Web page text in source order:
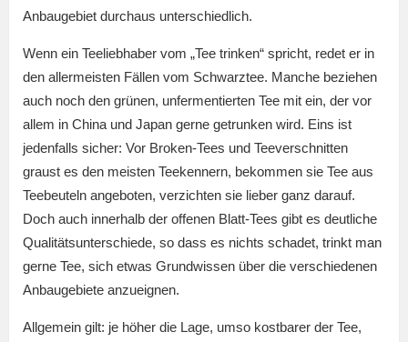
Anbaugebiet durchaus unterschiedlich.
Wenn ein Teeliebhaber vom „Tee trinken“ spricht, redet er in
den allermeisten Fällen vom Schwarztee. Manche beziehen
auch noch den grünen, unfermentierten Tee mit ein, der vor
allem in China und Japan gerne getrunken wird. Eins ist
jedenfalls sicher: Vor Broken-Tees und Teeverschnitten
graust es den meisten Teekennern, bekommen sie Tee aus
Teebeuteln angeboten, verzichten sie lieber ganz darauf.
Doch auch innerhalb der offenen Blatt-Tees gibt es deutliche
Qualitätsunterschiede, so dass es nichts schadet, trinkt man
gerne Tee, sich etwas Grundwissen über die verschiedenen
Anbaugebiete anzueignen.
Allgemein gilt: je höher die Lage, umso kostbarer der Tee,